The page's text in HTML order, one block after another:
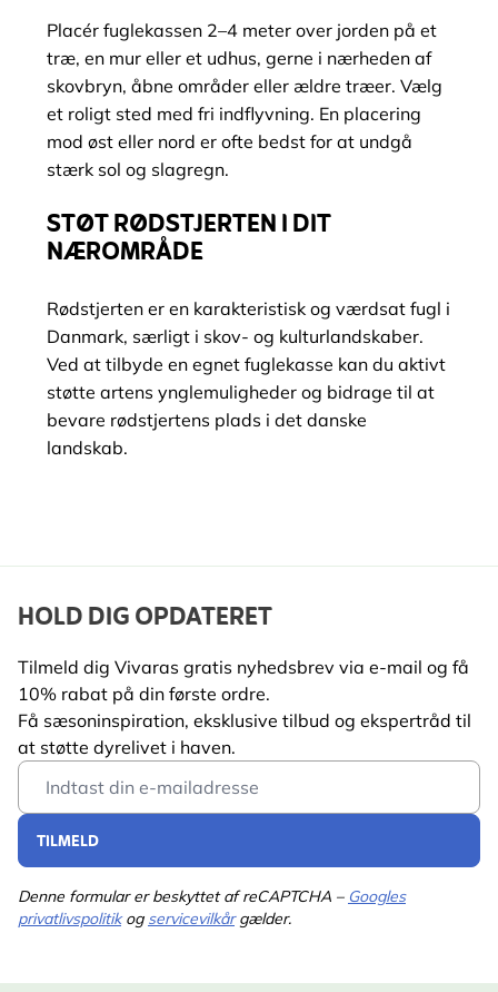
Placér fuglekassen 2–4 meter over jorden på et
træ, en mur eller et udhus, gerne i nærheden af
skovbryn, åbne områder eller ældre træer. Vælg
et roligt sted med fri indflyvning. En placering
mod øst eller nord er ofte bedst for at undgå
stærk sol og slagregn.
STØT RØDSTJERTEN I DIT
NÆROMRÅDE
Rødstjerten er en karakteristisk og værdsat fugl i
Danmark, særligt i skov- og kulturlandskaber.
Ved at tilbyde en egnet fuglekasse kan du aktivt
støtte artens ynglemuligheder og bidrage til at
bevare rødstjertens plads i det danske
landskab.
HOLD DIG OPDATERET
Tilmeld dig Vivaras gratis nyhedsbrev via e-mail og få
10% rabat på din første ordre.
Få sæsoninspiration, eksklusive tilbud og ekspertråd til
at støtte dyrelivet i haven.
Email Address
TILMELD
Denne formular er beskyttet af reCAPTCHA – Googles
privatlivspolitikog servicevilkårgælder.